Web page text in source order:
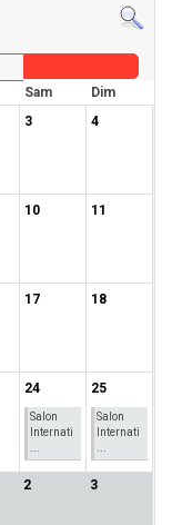
Sam
Dim
3 4
10 11
17 18
24
Salon
Internati
25
Salon
Internati
2 3